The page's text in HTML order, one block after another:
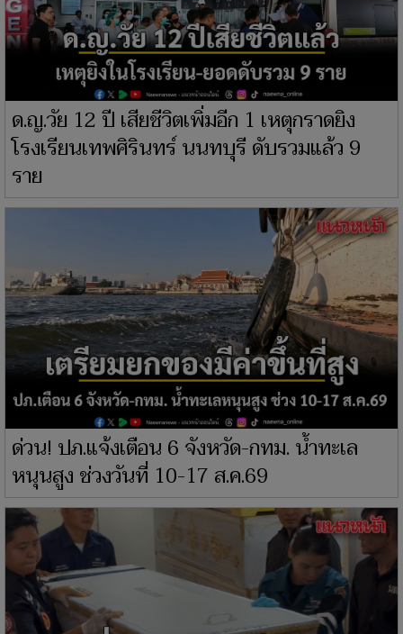
ด.ญ.วัย 12 ปี เสียชีวิตเพิ่มอีก 1 เหตุกราดยิง
โรงเรียนเทพศิรินทร์ นนทบุรี ดับรวมแล้ว 9
ราย
ด่วน! ปภ.แจ้งเตือน 6 จังหวัด-กทม. น้ำทะเล
หนุนสูง ช่วงวันที่ 10-17 ส.ค.69